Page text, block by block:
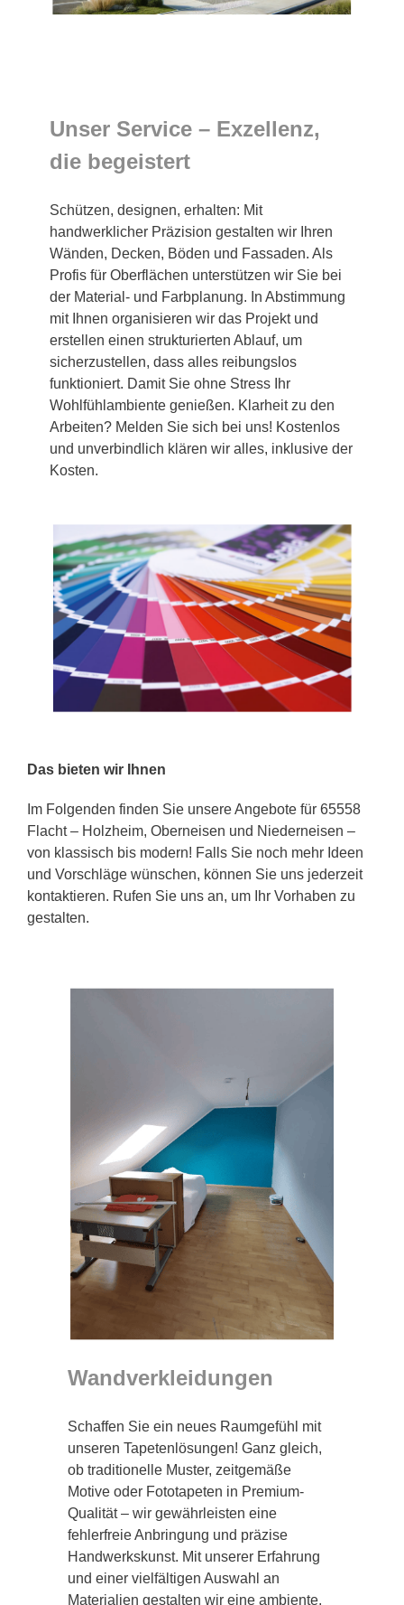
Unser Service – Exzellenz,
die begeistert
Schützen, designen, erhalten: Mit
handwerklicher Präzision gestalten wir Ihren
Wänden, Decken, Böden und Fassaden. Als
Profis für Oberflächen unterstützen wir Sie bei
der Material- und Farbplanung. In Abstimmung
mit Ihnen organisieren wir das Projekt und
erstellen einen strukturierten Ablauf, um
sicherzustellen, dass alles reibungslos
funktioniert. Damit Sie ohne Stress Ihr
Wohlfühlambiente genießen. Klarheit zu den
Arbeiten? Melden Sie sich bei uns! Kostenlos
und unverbindlich klären wir alles, inklusive der
Kosten.
Das bieten wir Ihnen
Im Folgenden finden Sie unsere Angebote für 65558
Flacht – Holzheim, Oberneisen und Niederneisen –
von klassisch bis modern! Falls Sie noch mehr Ideen
und Vorschläge wünschen, können Sie uns jederzeit
kontaktieren. Rufen Sie uns an, um Ihr Vorhaben zu
gestalten.
Wandverkleidungen
Schaffen Sie ein neues Raumgefühl mit
unseren Tapetenlösungen! Ganz gleich,
ob traditionelle Muster, zeitgemäße
Motive oder Fototapeten in Premium-
Qualität – wir gewährleisten eine
fehlerfreie Anbringung und präzise
Handwerkskunst. Mit unserer Erfahrung
und einer vielfältigen Auswahl an
Materialien gestalten wir eine ambiente,